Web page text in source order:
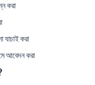
করা
যাচাই করা
আবেদন করা